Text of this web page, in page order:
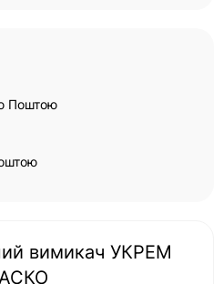
Поштою
вимикач УКРЕМ